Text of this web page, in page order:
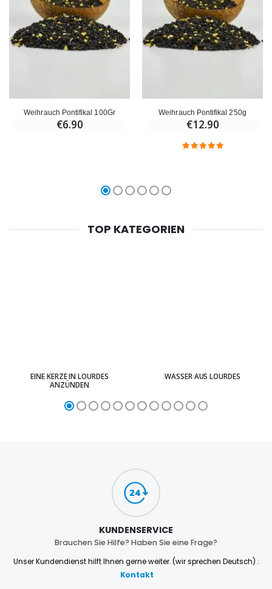
Weihrauch Pontifikal 100Gr
€6.90
Weihrauch Pontifikal 250g
€12.90
TOP KATEGORIEN
EINE KERZE IN LOURDES
ANZÜNDEN
WASSER AUS LOURDES
KUNDENSERVICE
Brauchen Sie Hilfe? Haben Sie eine Frage?
Unser Kundendienst hilft Ihnen gerne weiter. (wir sprechen Deutsch) :
Kontakt